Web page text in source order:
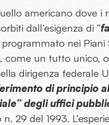
americano dove i
dall’esigenza di “
programmato nei Piani
come un tutto unico,
dirigenza federale
di principio
degli uffici
29 del 1993.